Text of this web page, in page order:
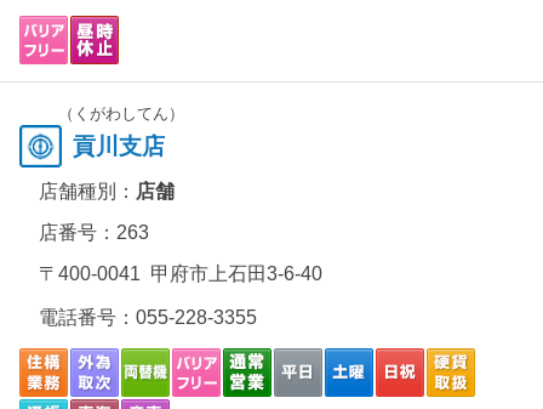
（くがわしてん）
貢川支店
店舗種別： 店舗
店番号：263
〒400-0041 甲府市上石田3-6-40
電話番号： 055-228-3355